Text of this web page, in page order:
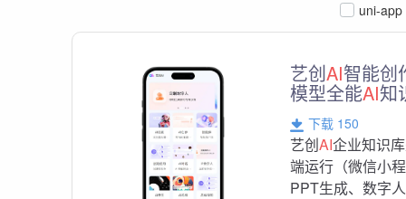
uni-app
艺创AI智能创
模型全能AI知
下载 150
艺创AI企业知识
端运行（微信小
PPT生成、数字